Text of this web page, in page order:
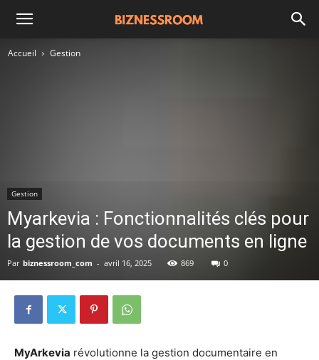
Accueil Gestion
Gestion
Myarkevia : Fonctionnalités clés pour
la gestion de vos documents en ligne​
Par biznessroom_com - avril 16, 2025 869 0
MyArkevia révolutionne la gestion documentaire en